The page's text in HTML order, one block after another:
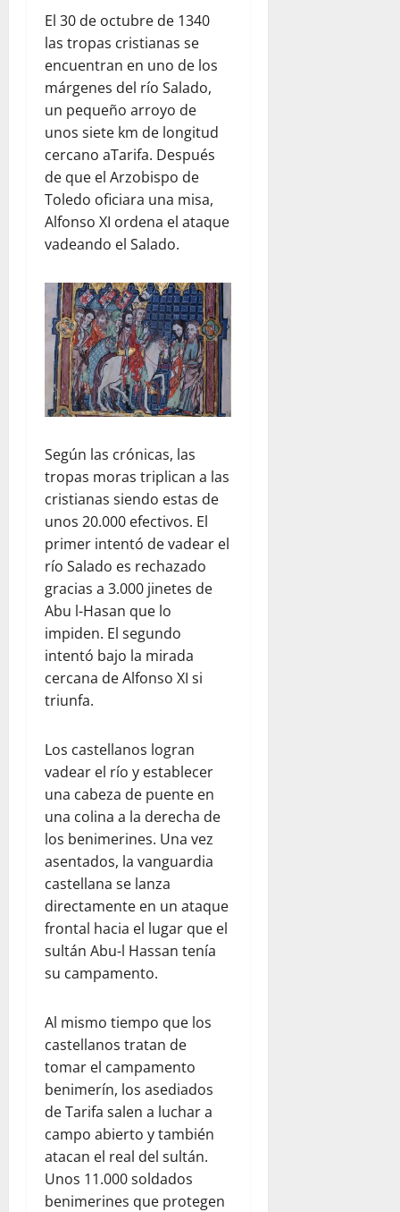
El 30 de octubre de 1340
las tropas cristianas se
encuentran en uno de los
márgenes del río Salado,
un pequeño arroyo de
unos siete km de longitud
cercano aTarifa. Después
de que el Arzobispo de
Toledo oficiara una misa,
Alfonso XI ordena el ataque
vadeando el Salado.
Según las crónicas, las
tropas moras triplican a las
cristianas siendo estas de
unos 20.000 efectivos. El
primer intentó de vadear el
río Salado es rechazado
gracias a 3.000 jinetes de
Abu l-Hasan que lo
impiden. El segundo
intentó bajo la mirada
cercana de Alfonso XI si
triunfa.
Los castellanos logran
vadear el río y establecer
una cabeza de puente en
una colina a la derecha de
los benimerines. Una vez
asentados, la vanguardia
castellana se lanza
directamente en un ataque
frontal hacia el lugar que el
sultán Abu-l Hassan tenía
su campamento.
Al mismo tiempo que los
castellanos tratan de
tomar el campamento
benimerín, los asediados
de Tarifa salen a luchar a
campo abierto y también
atacan el real del sultán.
Unos 11.000 soldados
benimerines que protegen